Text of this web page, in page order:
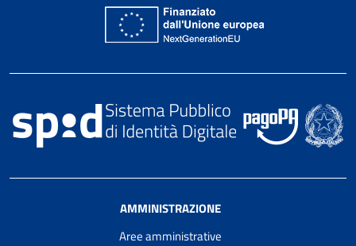
AMMINISTRAZIONE
Aree amministrative